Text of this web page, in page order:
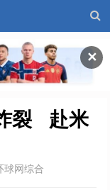
✕
裂   赴米
球网综合